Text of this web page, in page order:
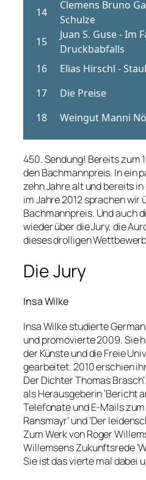
450. Sendung! Bereits zum
den Bachmannpreis. In ein
zehn Jahre alt und bereits
im Jahre 2012 sprachen wir
Bachmannpreis. Und auch
wieder über die Jury, die
dieses drolligen
Die Jury
Insa Wilke
Insa Wilke studierte
und promovierte 2009. Sie
der Künste und die Freie
gearbeitet. 2010 erschien
Der Dichter Thomas
als Herausgeberin ‘Bericht
Telefonate und E-Mails
Ransmayr’ und ‘Der
Zum Werk von Roger
Willemsens Zukunftsrede
Sie ist das vierte mal dabei